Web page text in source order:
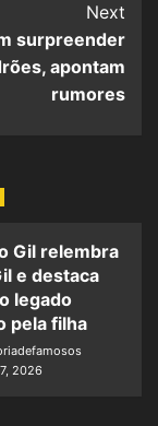
Next
surpreender
apontam
rumores
Gil relembra
e destaca
legado
pela filha
2026